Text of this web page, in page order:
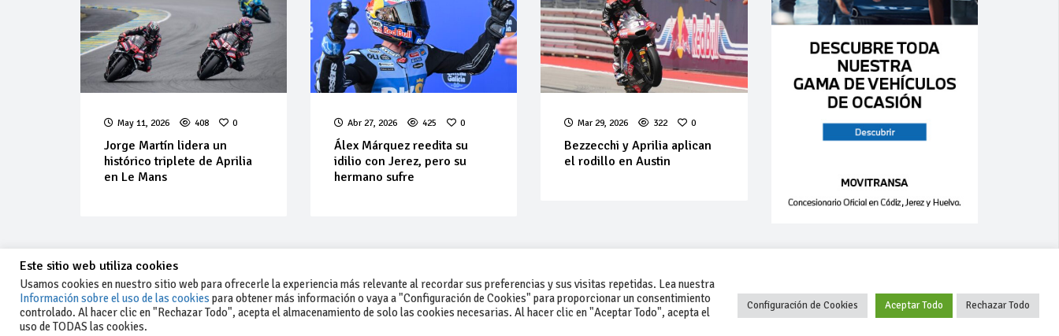
May 11, 2026 408 0
Jorge Martín lidera un
histórico triplete de Aprilia
en Le Mans
Abr 27, 2026 425 0
Álex Márquez reedita su
idilio con Jerez, pero su
hermano sufre
Mar 29, 2026 322 0
Bezzecchi y Aprilia aplican
el rodillo en Austin
-Aviso legal y condiciones generales
-Contacto
+34 627 35 00 36
Este sitio web utiliza cookies
Usamos cookies en nuestro sitio web para ofrecerle la experiencia más relevante al recordar sus preferencias y sus visitas repetidas. Lea nuestra
Información sobre el uso de las cookies para obtener más información o vaya a "Configuración de Cookies" para proporcionar un consentimiento
controlado. Al hacer clic en "Rechazar Todo", acepta el almacenamiento de solo las cookies necesarias. Al hacer clic en "Aceptar Todo", acepta el
uso de TODAS las cookies.
Configuración de Cookies Aceptar Todo Rechazar Todo